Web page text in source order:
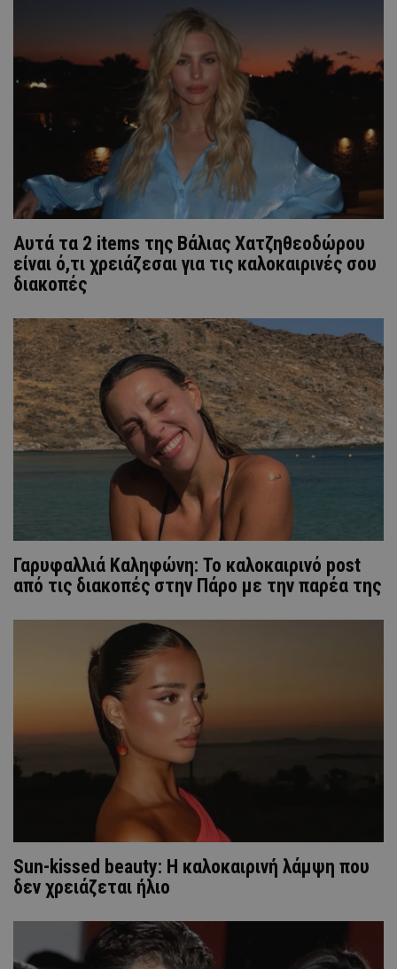
Αυτά τα 2 items της Βάλιας Χατζηθεοδώρου
είναι ό,τι χρειάζεσαι για τις καλοκαιρινές σου
διακοπές
Γαρυφαλλιά Καληφώνη: To καλοκαιρινό post
από τις διακοπές στην Πάρο με την παρέα της
Sun-kissed beauty: Η καλοκαιρινή λάμψη που
δεν χρειάζεται ήλιο